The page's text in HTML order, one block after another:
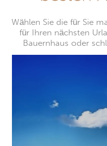
Wählen Sie die für Sie
für Ihren nächsten
Bauernhaus oder